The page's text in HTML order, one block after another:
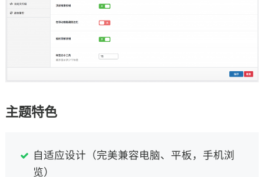
主题特色
自适应设计（完美兼容电脑、平板，手机浏
览）